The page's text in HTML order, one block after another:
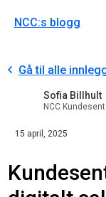
NCC:s blogg
Gå til alle
Sofia Billhult
NCC
15 april, 2025